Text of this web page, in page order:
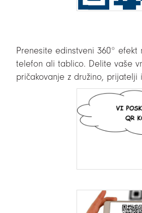
Prenesite edinstveni 360° efekt
telefon ali tablico. Delite vaše
pričakovanje z družino, prijatelji